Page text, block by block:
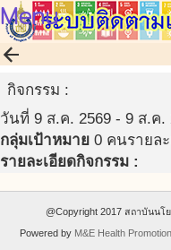
Menu
arrow_back
กิจกรรม :
วันที่ 9 ส.ค. 2569 - 9 ส.ค.
กลุ่มเป้าหมาย 0 คนรายล
รายละเอียดกิจกรรม :
@Copyright 2017 สถาบันน
Powered by M&E Health